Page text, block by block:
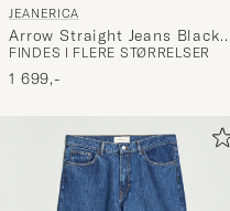
JEANERICA
Arrow Straight Jeans Black
Rinse
FINDES I FLERE STØRRELSER
1 699,-